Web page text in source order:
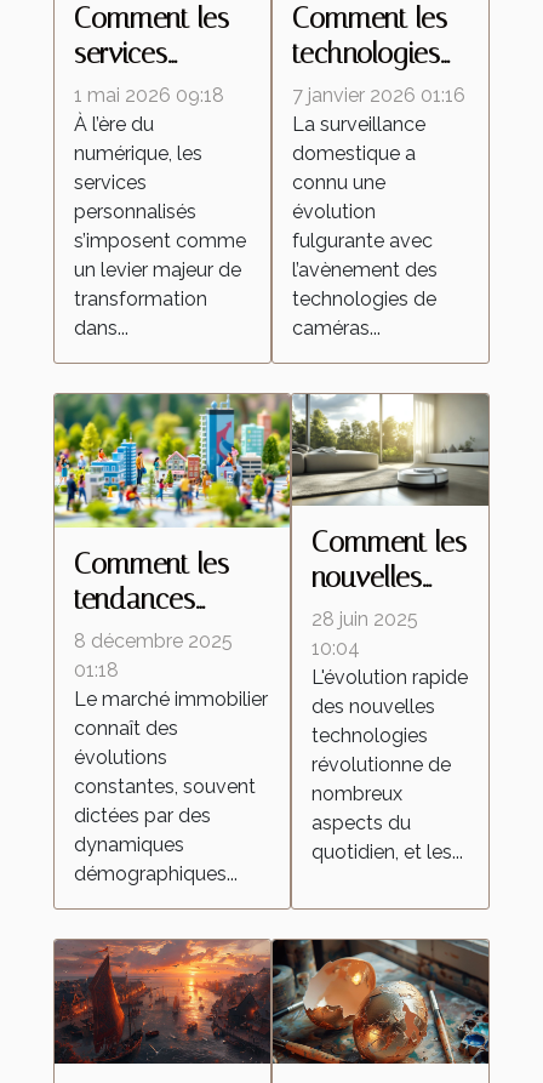
Comment les
services
personnalisés
redéfinissent
les attentes
dans l'industrie
1 mai 2026 09:18
À l’ère du
numérique, les
services
personnalisés
s’imposent comme
un levier majeur de
transformation
dans...
Comment les
technologies
de caméras
espion
transforment la
surveillance
domestique ?
7 janvier 2026 01:16
La surveillance
domestique a
connu une
évolution
fulgurante avec
l’avènement des
technologies de
caméras...
Comment les
tendances
démographiques
influencent-elles
le marché
immobilier ?
8 décembre 2025
01:18
Le marché immobilier
connaît des
évolutions
constantes, souvent
dictées par des
dynamiques
démographiques...
Comment les
nouvelles
technologies
transforment-
elles les
aspirateurs
autonomes ?
28 juin 2025
10:04
L'évolution rapide
des nouvelles
technologies
révolutionne de
nombreux
aspects du
quotidien, et les...